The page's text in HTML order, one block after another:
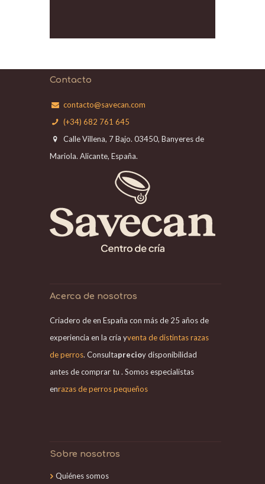
Contacto
contacto@savecan.com
(+34) 682 761 645
Calle Villena, 7 Bajo. 03450, Banyeres de
Mariola. Alicante, España.
Acerca de nosotros
Criadero de en España con más de 25 años de
experiencia en la cría yventa de distintas razas
de perros. Consultaprecioy disponibilidad
antes de comprar tu . Somos especialistas
enrazas de perros pequeños
Sobre nosotros
Quiénes somos